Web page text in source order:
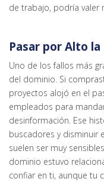
de trabajo, podría valer
Pasar por Alto
Uno de los fallos más
del dominio. Si
proyectos alojó en el
empleados para
desinformación. Ese
buscadores y disminuir
suelen ser muy
dominio estuvo
confiar en ti, aunque tu